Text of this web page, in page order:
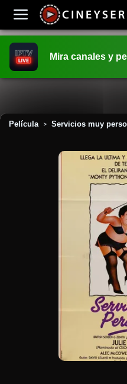
Mira canales y
Película > Servicios muy